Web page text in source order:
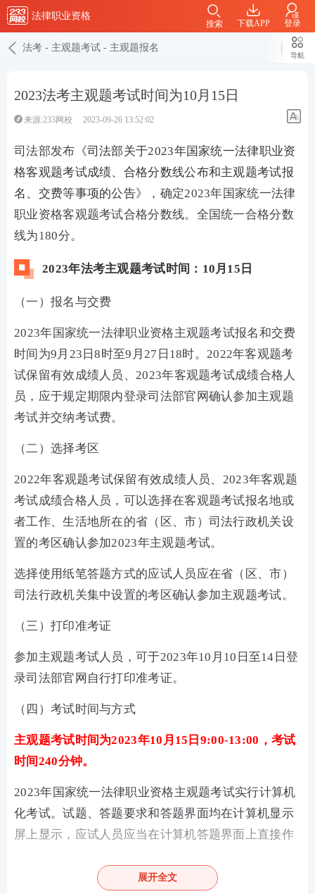
法律职业资格
下载APP 登录
搜索
法考 - 主观题考试 - 主观题报名
导航
2023法考主观题考试时间为10月15日
来源:233网校 2023-09-26 13:52:02
司法部发布《司法部关于2023年国家统一法律职业资
格客观题考试成绩、合格分数线公布和主观题考试报
名、交费等事项的公告》，确定2023年国家统一法律
职业资格客观题考试合格分数线。全国统一合格分数
线为180分。
2023年法考主观题考试时间：10月15日
（一）报名与交费
2023年国家统一法律职业资格主观题考试报名和交费
时间为9月23日8时至9月27日18时。2022年客观题考
试保留有效成绩人员、2023年客观题考试成绩合格人
员，应于规定期限内登录司法部官网确认参加主观题
考试并交纳考试费。
（二）选择考区
2022年客观题考试保留有效成绩人员、2023年客观题
考试成绩合格人员，可以选择在客观题考试报名地或
者工作、生活地所在的省（区、市）司法行政机关设
置的考区确认参加2023年主观题考试。
选择使用纸笔答题方式的应试人员应在省（区、市）
司法行政机关集中设置的考区确认参加主观题考试。
（三）打印准考证
参加主观题考试人员，可于2023年10月10日至14日登
录司法部官网自行打印准考证。
（四）考试时间与方式
主观题考试时间为2023年10月15日9:00-13:00，考试
时间240分钟。
2023年国家统一法律职业资格主观题考试实行计算机
化考试。试题、答题要求和答题界面均在计算机显示
屏上显示，应试人员应当在计算机答题界面上直接作
应试人员因身体、年龄等原因使用计算机考试确有困
展开全文